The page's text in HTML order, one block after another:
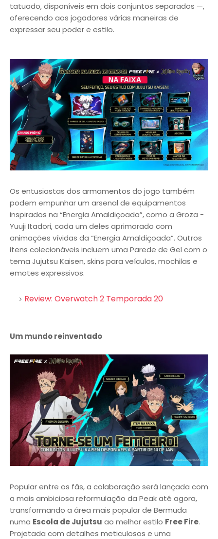
tatuado, disponíveis em dois conjuntos separados —,
oferecendo aos jogadores várias maneiras de
expressar seu poder e estilo.
Os entusiastas dos armamentos do jogo também
podem empunhar um arsenal de equipamentos
inspirados na “Energia Amaldiçoada”, como a Groza -
Yuuji Itadori, cada um deles aprimorado com
animações vívidas da “Energia Amaldiçoada”. Outros
itens colecionáveis incluem uma Parede de Gel com o
tema Jujutsu Kaisen, skins para veículos, mochilas e
emotes expressivos.
Review: Overwatch 2 Temporada 20
Um mundo reinventado
Popular entre os fãs, a colaboração será lançada com
a mais ambiciosa reformulação da Peak até agora,
transformando a área mais popular de Bermuda
numa Escola de Jujutsu ao melhor estilo Free Fire.
Projetada com detalhes meticulosos e uma